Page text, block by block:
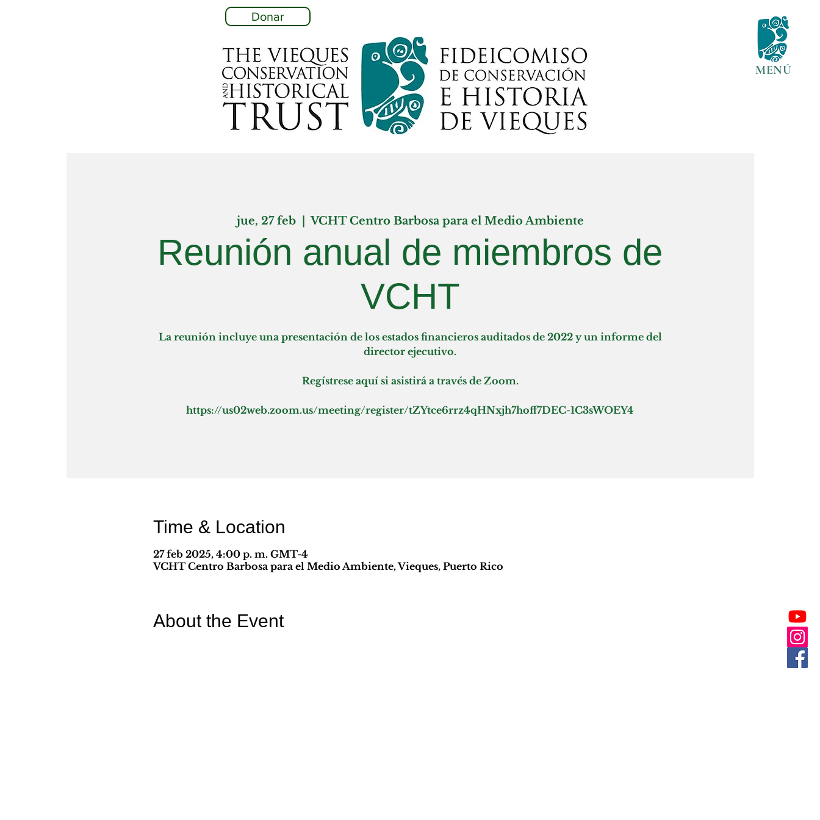
Donar
MENÚ
jue, 27 feb
  |
VCHT Centro Barbosa para el Medio Ambiente
Reunión anual de miembros de
VCHT
La reunión incluye una presentación de los estados financieros auditados de 2022 y un informe del
director ejecutivo.
Regístrese aquí si asistirá a través de Zoom.
https://us02web.zoom.us/meeting/register/tZYtce6rrz4qHNxjh7hoff7DEC-1C3sWOEY4
Time & Location
27 feb 2025, 4:00 p. m. GMT-4
VCHT Centro Barbosa para el Medio Ambiente, Vieques, Puerto Rico
About the Event